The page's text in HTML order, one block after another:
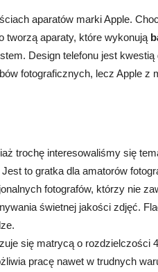
aparatów marki Apple.
tworzą aparaty, które wykonują
Design telefonu jest
fotograficznych, lecz Apple z
trochę interesowaliśmy się
to gratka dla amatorów
fotografów, którzy nie
świetnej jakości zdjęć.
się matrycą o rozdzielczości
pracę nawet w trudnych